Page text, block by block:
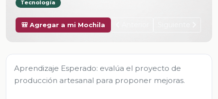
Tecnología
🎒 Agregar a mi Mochila
Aprendizaje Esperado: evalúa el proyecto de
producción artesanal para proponer mejoras.